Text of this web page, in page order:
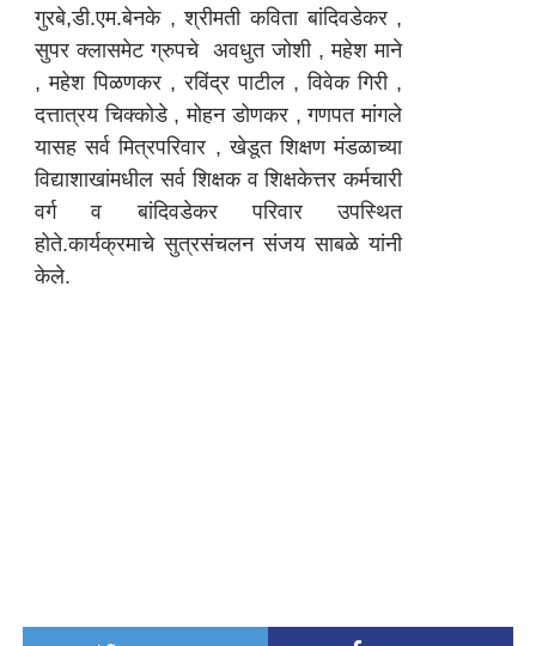
गुरबे,डी.एम.बेनके , श्रीमती कविता बांदिवडेकर ,
सुपर क्लासमेट ग्रुपचे अवधुत जोशी , महेश माने
, महेश पिळणकर , रविंद्र पाटील , विवेक गिरी ,
दत्तात्रय चिक्कोडे , मोहन डोणकर , गणपत मांगले
यासह सर्व मित्रपरिवार , खेडूत शिक्षण मंडळाच्या
विद्याशाखांमधील सर्व शिक्षक व शिक्षकेत्तर कर्मचारी
वर्ग व बांदिवडेकर परिवार उपस्थित
होते.कार्यक्रमाचे सुत्रसंचलन संजय साबळे यांनी
केले.